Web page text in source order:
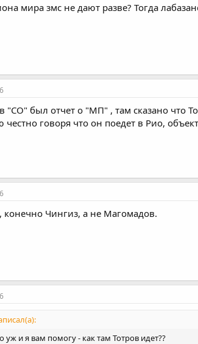
мира змс не дают разве? Тогда
"СО" был отчет о "МП" , там сказано что
честно говоря что он поедет в Рио,
Чингиз, а не Магомадов.
уж и я вам помогу - как там Тотров идет??